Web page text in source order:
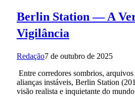
Berlin Station — A
Vigilância
Redação7 de outubro de 2025
Entre corredores sombrios,
alianças instáveis, Berlin Station
visão realista e inquietante do